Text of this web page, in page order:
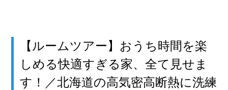
【ルームツアー】おうち時間を楽
しめる快適すぎる家、全て見せま
す！／北海道の高気密高断熱に洗練